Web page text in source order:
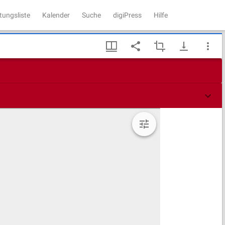
Kalender Suche digiPress Hilfe